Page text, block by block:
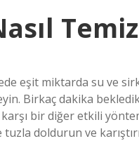
eşit miktarda su ve
Birkaç dakika
bir diğer etkili
doldurun ve